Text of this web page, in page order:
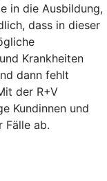
in die Ausbildung,
dass in dieser
Krankheiten
dann fehlt
der R+V
Kundinnen und
Fälle ab.